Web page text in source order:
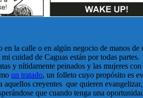
en la calle o en algún negocio de manos
cuidad de Caguas están por todas partes.
y nítidamente peinados y las mujeres
un tratado, un folleto cuyo propósito es
aquellos creyentes que quieren
que cuando tenga una